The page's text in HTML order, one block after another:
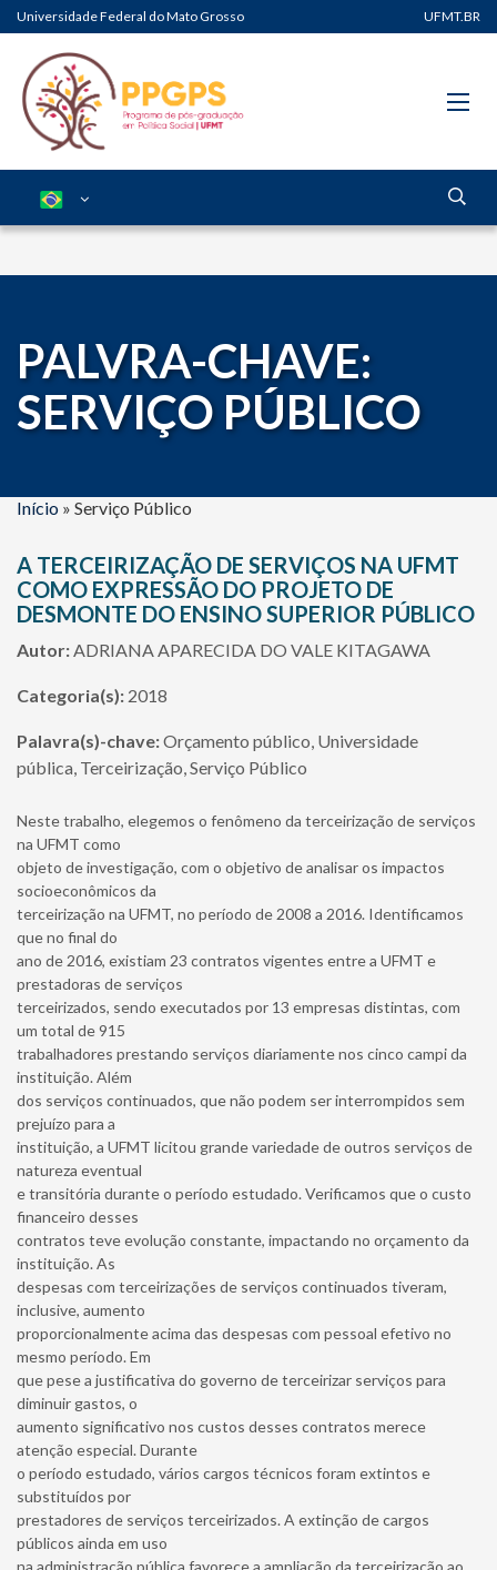
Universidade Federal do Mato Grosso UFMT.BR
PALVRA-CHAVE:
SERVIÇO PÚBLICO
Início » Serviço Público
A TERCEIRIZAÇÃO DE SERVIÇOS NA UFMT
COMO EXPRESSÃO DO PROJETO DE
DESMONTE DO ENSINO SUPERIOR PÚBLICO
Autor:ADRIANA APARECIDA DO VALE KITAGAWA
Categoria(s): 2018
Palavra(s)-chave:Orçamento público, Universidade
pública, Terceirização, Serviço Público
Neste trabalho, elegemos o fenômeno da terceirização de serviços
na UFMT como
objeto de investigação, com o objetivo de analisar os impactos
socioeconômicos da
terceirização na UFMT, no período de 2008 a 2016. Identificamos
que no final do
ano de 2016, existiam 23 contratos vigentes entre a UFMT e
prestadoras de serviços
terceirizados, sendo executados por 13 empresas distintas, com
um total de 915
trabalhadores prestando serviços diariamente nos cinco campi da
instituição. Além
dos serviços continuados, que não podem ser interrompidos sem
prejuízo para a
instituição, a UFMT licitou grande variedade de outros serviços de
natureza eventual
e transitória durante o período estudado. Verificamos que o custo
financeiro desses
contratos teve evolução constante, impactando no orçamento da
instituição. As
despesas com terceirizações de serviços continuados tiveram,
inclusive, aumento
proporcionalmente acima das despesas com pessoal efetivo no
mesmo período. Em
que pese a justificativa do governo de terceirizar serviços para
diminuir gastos, o
aumento significativo nos custos desses contratos merece
atenção especial. Durante
o período estudado, vários cargos técnicos foram extintos e
substituídos por
prestadores de serviços terceirizados. A extinção de cargos
públicos ainda em uso
na administração pública favorece a ampliação da terceirização ao